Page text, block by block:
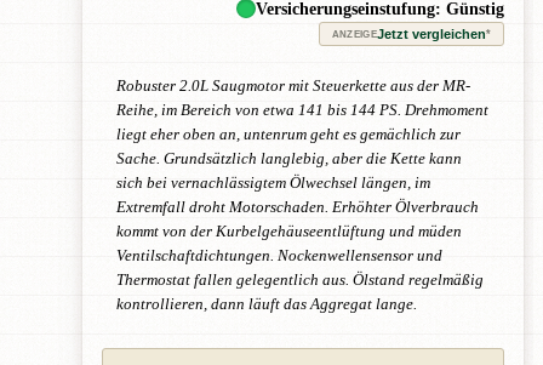
Versicherungseinstufung: Günstig
ANZEIGEJetzt vergleichen*
Robuster 2.0L Saugmotor mit Steuerkette aus der MR-
Reihe, im Bereich von etwa 141 bis 144 PS. Drehmoment
liegt eher oben an, untenrum geht es gemächlich zur
Sache. Grundsätzlich langlebig, aber die Kette kann
sich bei vernachlässigtem Ölwechsel längen, im
Extremfall droht Motorschaden. Erhöhter Ölverbrauch
kommt von der Kurbelgehäuseentlüftung und müden
Ventilschaftdichtungen. Nockenwellensensor und
Thermostat fallen gelegentlich aus. Ölstand regelmäßig
kontrollieren, dann läuft das Aggregat lange.